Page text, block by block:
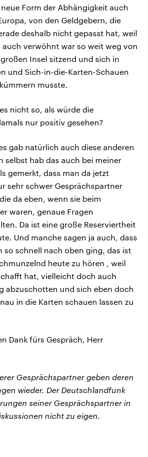
Form der Abhängigkeit auch
von den Geldgebern, die
deshalb nicht gepasst hat, weil
verwöhnt war so weit weg von
Insel sitzend und sich in
und Sich-in-die-Karten-Schauen
musste.
nicht so, als würde die
nur positiv gesehen?
gab natürlich auch diese anderen
selbst hab das auch bei meiner
gemerkt, dass man da jetzt
sehr schwer Gesprächspartner
da eben, wenn sie beim
waren, genaue Fragen
Da ist eine große Reserviertheit
Und manche sagen ja auch, dass
so schnell nach oben ging, das ist
heute zu hören , weil
hat, vielleicht doch auch
abzuschotten und sich eben doch
in die Karten schauen lassen zu
Dank fürs Gespräch, Herr
Gesprächspartner geben deren
wieder. Der Deutschlandfunk
seiner Gesprächspartner in
nicht zu eigen.